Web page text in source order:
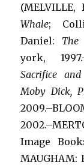
(MELVILLE,
Whale;
Daniel: The
york,
Sacrifice
Moby Dick,
Image
MAUGHAM: